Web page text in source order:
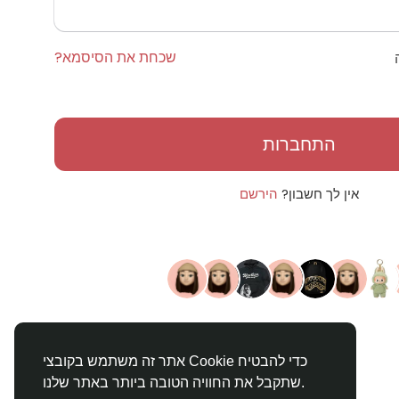
אתר זה משתמש בקובצי Cookie כדי להבטיח
שתקבל את החוויה הטובה ביותר באתר שלנו.
שכחת את הסיסמא?
התחברות
אין לך חשבון? הירשם